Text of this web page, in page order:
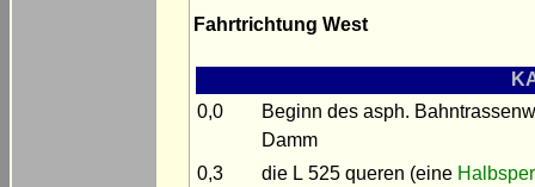
Fahrtrichtung West
0,0
Beginn des asph.
Damm
0,3
die L 525 queren (eine